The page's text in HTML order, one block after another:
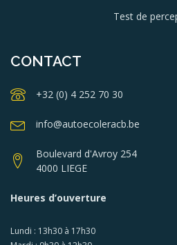
Test de
CONTACT
+32 (0) 4 252 70 30
info@autoecoleracb.be
Boulevard d'Avroy 254
4000 LIEGE
Heures d’ouverture
Lundi : 13h30 à 17h30